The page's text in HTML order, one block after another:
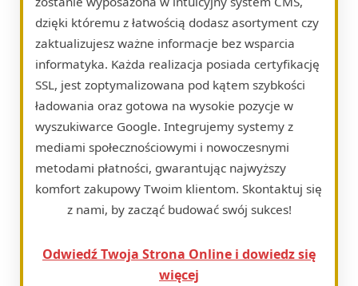
dzięki któremu z łatwością dodasz asortyment czy
zaktualizujesz ważne informacje bez wsparcia
informatyka. Każda realizacja posiada certyfikację
SSL, jest zoptymalizowana pod kątem szybkości
ładowania oraz gotowa na wysokie pozycje w
wyszukiwarce Google. Integrujemy systemy z
mediami społecznościowymi i nowoczesnymi
metodami płatności, gwarantując najwyższy
komfort zakupowy Twoim klientom. Skontaktuj się
z nami, by zacząć budować swój sukces!
Odwiedź Twoja Strona Online i dowiedz się
więcej